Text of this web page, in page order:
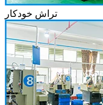
تراش خودکار